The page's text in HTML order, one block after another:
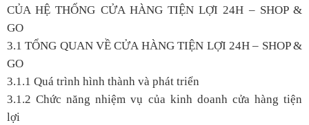
CỦA HỆ THỐNG CỬA HÀNG TIỆN LỢI 24H – SHOP &
GO
3.1 TỔNG QUAN VỀ CỬA HÀNG TIỆN LỢI 24H – SHOP &
GO
3.1.1 Quá trình hình thành và phát triển
3.1.2 Chức năng nhiệm vụ của kinh doanh cửa hàng tiện
lợi